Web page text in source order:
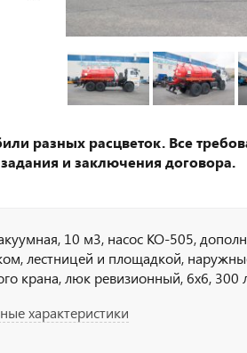
разных расцветок. Все
и заключения договора.
10 м3, насос КО-505,
лестницей и площадкой,
крана, люк ревизионный, 6х6, 300
массы в кабине по ДОПОГ,
характеристики